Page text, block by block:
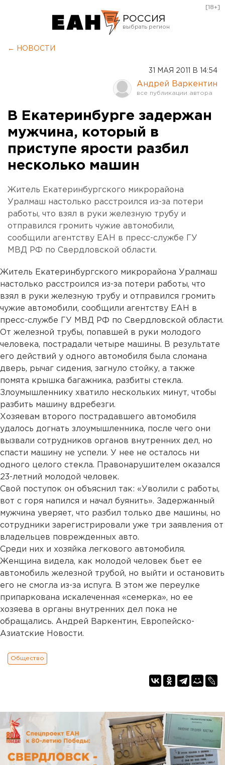
РОССИЯ
Оренбург
[18+]
← НОВОСТИ
31 МАЯ 2011 В 14:54
Андрей Варкентин
В Екатеринбурге задержан
мужчина, который в
приступе ярости разбил
несколько машин
Житель Екатеринбургского микрорайона
Уралмаш настолько расстроился из-за потери
работы, что взял в руки железную трубу и
отправился громить чужие автомобили,
сообщили агентству ЕАН в пресс-службе ГУ
МВД РФ по Свердловской области.
Житель Екатеринбургского микрорайона Уралмаш
настолько расстроился из-за потери работы, что
взял в руки железную трубу и отправился громить
чужие автомобили, сообщили агентству ЕАН в
пресс-службе ГУ МВД РФ по Свердловской области.
От железной трубы, попавшей в руки молодого
человека, пострадали четыре машины. В результате
его действий у одного автомобиля была сломана
дверь, рычаг сидения, загнуло стойку, а также
помята крышка багажника, разбиты стекла.
Злоумышленнику хватило нескольких минут, чтобы
разбить машину вдребезги.
Хозяевам второго пострадавшего автомобиля
удалось догнать злоумышленника, после чего они
вызвали сотрудников органов внутренних дел, но
спасти машину не успели. У нее не осталось ни
одного целого стекла. Правонарушителем оказался
23-летний молодой человек.
Свой поступок он объяснил так: «Уволили с работы,
вот с горя напился и начал буянить». Задержанный
мужчина уверяет, что разбил только две машины, но
сотрудники зарегистрировали уже три заявления от
владельцев поврежденных авто.
Среди них и хозяйка легкового автомобиля.
Женщина видела, как молодой человек бьет ее
автомобиль железной трубой, но выйти и остановить
его не смогла из-за испуга. В этом же переулке
припаркована искалеченная «семерка», но ее
хозяева в органы внутренних дел пока не
обращались. Андрей Варкентин, Европейско-
Азиатские Новости.
Общество